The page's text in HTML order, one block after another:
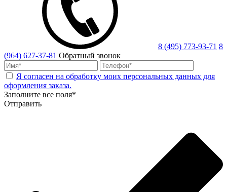
8 (495) 773-93-71 8
(964) 627-37-81 Обратный звонок
Я согласен на обработку моих персональных данных для
оформления заказа.
Заполните все поля*
Отправить